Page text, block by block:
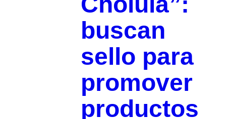
buscan
sello para
promover
productos